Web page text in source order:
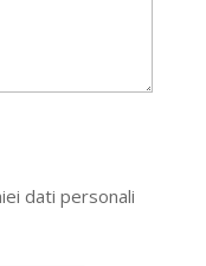
dati personali